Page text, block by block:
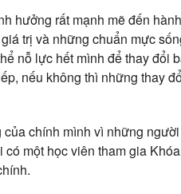
hưởng rất mạnh mẽ đến
trị và những chuẩn mực
nỗ lực hết mình để thay đổi
nếu không thì những thay
chính mình vì những
một học viên tham gia